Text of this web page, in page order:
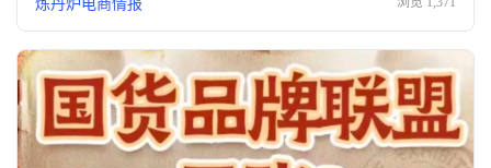
炼丹炉电商情报